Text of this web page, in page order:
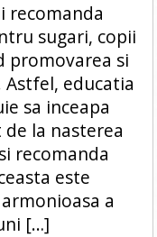
recomanda
sugari, copii
promovarea si
educatia
sa inceapa
la nasterea
recomanda
este
a
[…]